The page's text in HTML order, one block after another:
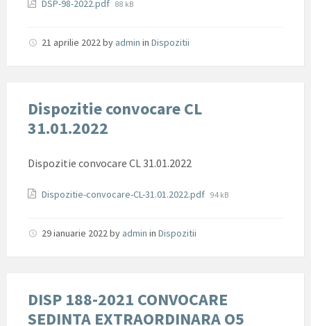
Documente
DSP-98-2022.pdf File
88 kB
21 aprilie 2022by admin in Dispozitii
Dispozitie convocare CL
31.01.2022
Dispozitie convocare CL 31.01.2022
Documente
Dispozitie-convocare-CL-31.01.2022.pdf File
94 kB
29 ianuarie 2022by admin in Dispozitii
DISP 188-2021 CONVOCARE
SEDINTA EXTRAORDINARA O5